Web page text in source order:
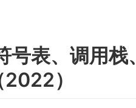
表、调用栈、
）